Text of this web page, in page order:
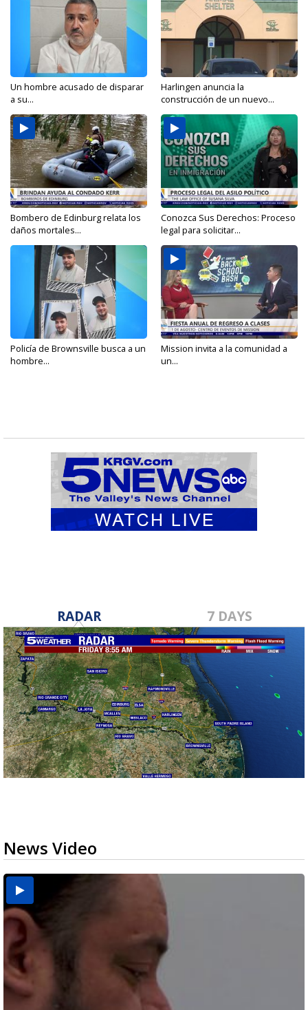
Un hombre acusado de disparar
a su...
Harlingen anuncia la
construcción de un nuevo...
Bombero de Edinburg relata los
daños mortales...
Conozca Sus Derechos: Proceso
legal para solicitar...
Policía de Brownsville busca a un
hombre...
Mission invita a la comunidad a
un...
RADAR 7 DAYS
News Video